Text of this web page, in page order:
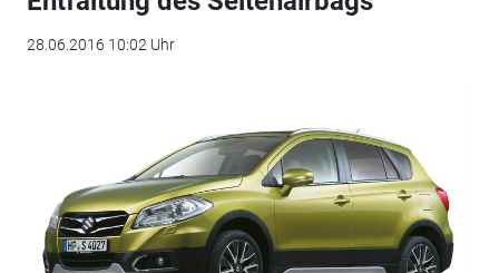
28.06.2016 10:02 Uhr